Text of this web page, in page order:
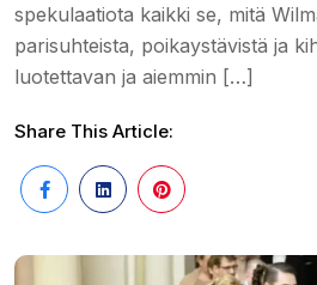
spekulaatiota kaikki se, mitä
parisuhteista, poikaystävistä ja
luotettavan ja aiemmin […]
Share This Article: